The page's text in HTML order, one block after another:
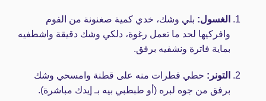
الغسول: بلي وشك، خدي كمية صغنونة من الفوم
وافركيها لحد ما تعمل رغوة، دلكي وشك دقيقة واشطفيه
بماية فاترة ونشفيه برفق.
التونر: حطي قطرات منه على قطنة وامسحي وشك
برفق من جوه لبره (أو طبطبي بيه بـ إيدك مباشرة).